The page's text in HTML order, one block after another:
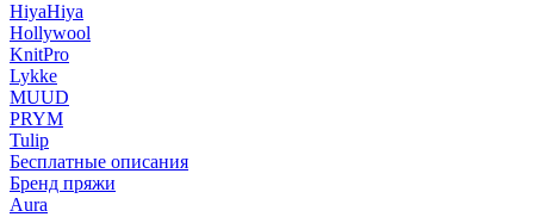
HiyaHiya
Hollywool
KnitPro
Lykke
MUUD
PRYM
Tulip
Бесплатные описания
Бренд пряжи
Aura